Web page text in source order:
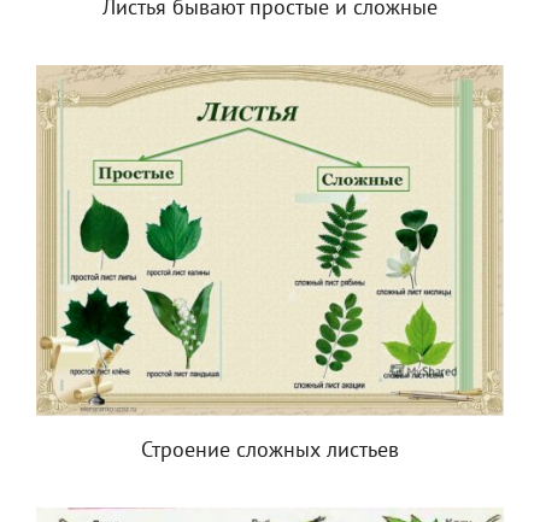
Листья бывают простые и сложные
Строение сложных листьев